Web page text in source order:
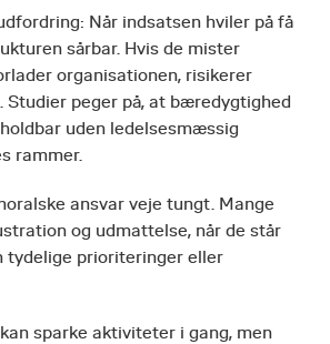
Når indsatsen hviler på få
sårbar. Hvis de mister
organisationen, risikerer
Studier peger på, at bæredygtighed
uden ledelsesmæssig
rammer.
ansvar veje tungt. Mange
og udmattelse, når de står
tydelige prioriteringer eller
sparke aktiviteter i gang, men